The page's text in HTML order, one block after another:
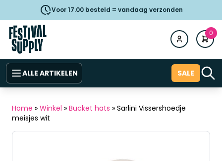
Voor 17.00 besteld = vandaag verzonden
0
ALLE ARTIKELEN SALE
Home » Winkel » Bucket hats » Sarlini Vissershoedje
meisjes wit